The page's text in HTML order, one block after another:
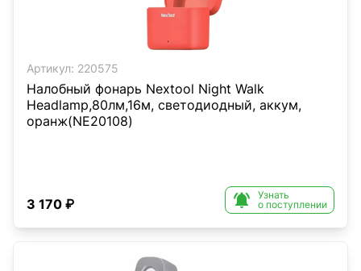
Артикул: 220575
Налобный фонарь Nextool Night Walk
Headlamp,80лм,16м, светодиодный, аккум,
оранж(NE20108)
3 170 ₽ 
Узнать
о поступлении